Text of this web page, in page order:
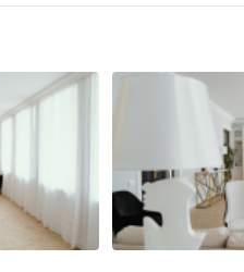
и убирается в Ваше
и уборка по 5-7 минут.